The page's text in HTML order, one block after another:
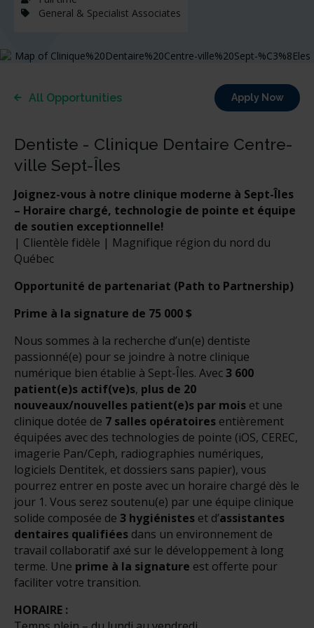
General & Specialist Associates
All Opportunities Apply Now
Dentiste - Clinique Dentaire Centre-
ville Sept-Îles
Joignez-vous à notre clinique moderne à Sept-Îles
– Horaire chargé, technologie de pointe et équipe
de soutien exceptionnelle!
| Clientèle fidèle | Magnifique région du nord du
Québec
Opportunité de partenariat (Path to Partnership)
Prime à la signature de 75 000 $
Nous sommes à la recherche d’un(e) dentiste
passionné(e) pour se joindre à notre clinique
numérique bien établie à Sept-Îles. Avec3 600
patient(e)s actif(ve)s, plus de 20
nouveaux/nouvelles patient(e)s par mois et une
clinique dotée de 7 salles opératoires entièrement
équipées avec des technologies de pointe (iOS, CEREC,
imagerie Pan/Ceph, radiographies numériques,
logiciels Dentitek, et dossiers sans papier), vous
pourrez entrer en poste avec un horaire chargé dès le
jour 1. Vous serez soutenu(e) par une équipe clinique
solide composée de 3 hygiénistes et d’assistantes
dentaires qualifiées dans un environnement de
travail collaboratif axé sur le développement à long
terme. Une prime à la signature est offerte pour
faciliter votre transition.
HORAIRE :